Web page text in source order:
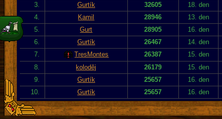
3.
Gurtík 32605
18. den
4.
Kamil 28946
13. den
5.
Gurt 28905
16. den
6.
Gurtík 26467
14. den
7.
TresMontes 26387
15. den
8.
koloděj 26179
15. den
9.
Gurtík 25657
16. den
10.
Gurtík 25657 16. den